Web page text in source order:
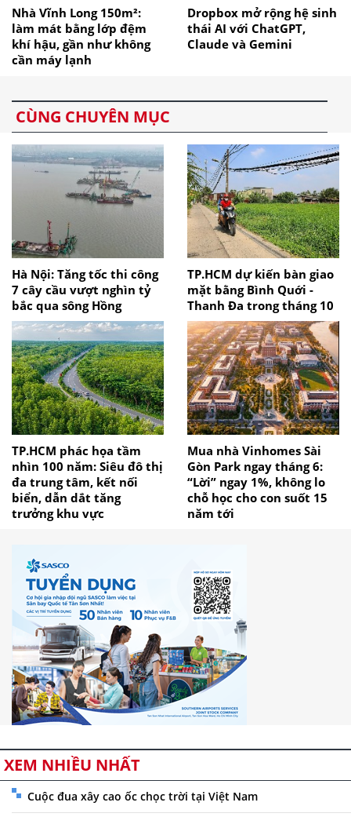
Nhà Vĩnh Long 150m²:
làm mát bằng lớp đệm
khí hậu, gần như không
cần máy lạnh
Dropbox mở rộng hệ sinh
thái AI với ChatGPT,
Claude và Gemini
CÙNG CHUYÊN MỤC
Hà Nội: Tăng tốc thi công
7 cây cầu vượt nghìn tỷ
bắc qua sông Hồng
TP.HCM dự kiến bàn giao
mặt bằng Bình Quới -
Thanh Đa trong tháng 10
TP.HCM phác họa tầm
nhìn 100 năm: Siêu đô thị
đa trung tâm, kết nối
biển, dẫn dắt tăng
trưởng khu vực
Mua nhà Vinhomes Sài
Gòn Park ngay tháng 6:
“Lời” ngay 1%, không lo
chỗ học cho con suốt 15
năm tới
XEM NHIỀU NHẤT
Cuộc đua xây cao ốc chọc trời tại Việt Nam